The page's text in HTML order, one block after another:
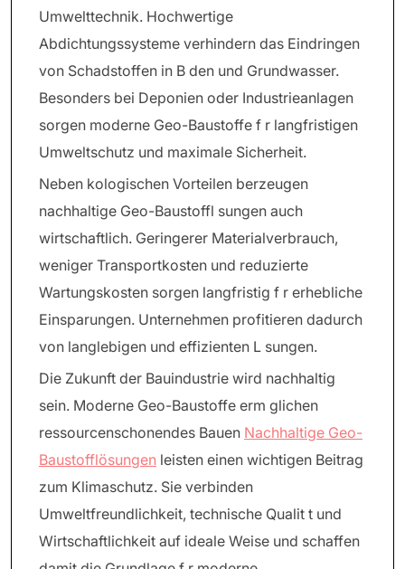
Umwelttechnik. Hochwertige
Abdichtungssysteme verhindern das Eindringen
von Schadstoffen in B den und Grundwasser.
Besonders bei Deponien oder Industrieanlagen
sorgen moderne Geo-Baustoffe f r langfristigen
Umweltschutz und maximale Sicherheit.
Neben kologischen Vorteilen berzeugen
nachhaltige Geo-Baustoffl sungen auch
wirtschaftlich. Geringerer Materialverbrauch,
weniger Transportkosten und reduzierte
Wartungskosten sorgen langfristig f r erhebliche
Einsparungen. Unternehmen profitieren dadurch
von langlebigen und effizienten L sungen.
Die Zukunft der Bauindustrie wird nachhaltig
sein. Moderne Geo-Baustoffe erm glichen
ressourcenschonendes Bauen Nachhaltige Geo-
Baustofflösungen leisten einen wichtigen Beitrag
zum Klimaschutz. Sie verbinden
Umweltfreundlichkeit, technische Qualit t und
Wirtschaftlichkeit auf ideale Weise und schaffen